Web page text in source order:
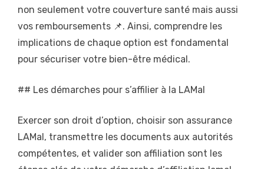
non seulement votre couverture santé mais aussi
vos remboursements 📌. Ainsi, comprendre les
implications de chaque option est fondamental
pour sécuriser votre bien-être médical.
## Les démarches pour s’affilier à la LAMal
Exercer son droit d’option, choisir son assurance
LAMal, transmettre les documents aux autorités
compétentes, et valider son affiliation sont les